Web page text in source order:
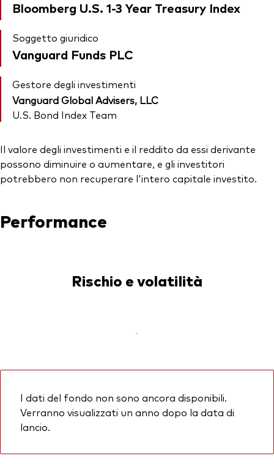
Bloomberg U.S. 1-3 Year Treasury Index
Soggetto giuridico
Vanguard Funds PLC
Gestore degli investimenti
Vanguard Global Advisers, LLC
U.S. Bond Index Team
Il valore degli investimenti e il reddito da essi derivante
possono diminuire o aumentare, e gli investitori
potrebbero non recuperare l'intero capitale investito.
Performance
Rischio e volatilità
-
I dati del fondo non sono ancora disponibili.
Verranno visualizzati un anno dopo la data di
lancio.